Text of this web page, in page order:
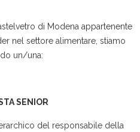
di Modena appartenente
nel settore alimentare, stiamo
un/una:
SENIOR
del responsabile della